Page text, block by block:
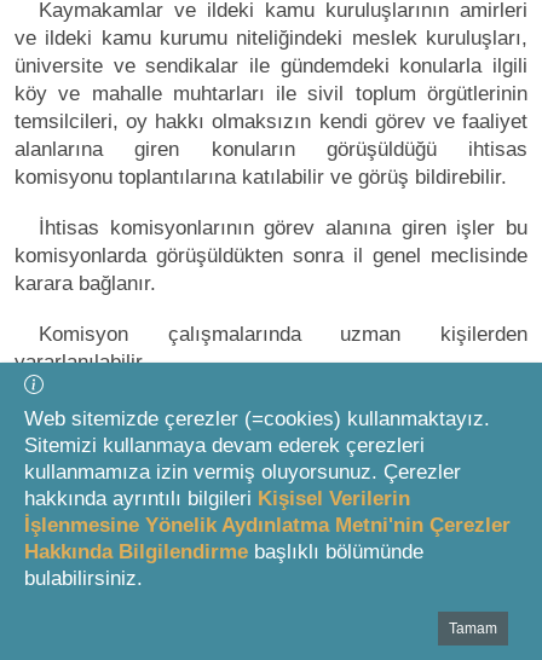
Kaymakamlar ve ildeki kamu kuruluşlarının amirleri
ve ildeki kamu kurumu niteliğindeki meslek kuruluşları,
üniversite ve sendikalar ile gündemdeki konularla ilgili
köy ve mahalle muhtarları ile sivil toplum örgütlerinin
temsilcileri, oy hakkı olmaksızın kendi görev ve faaliyet
alanlarına giren konuların görüşüldüğü ihtisas
komisyonu toplantılarına katılabilir ve görüş bildirebilir.
İhtisas komisyonlarının görev alanına giren işler bu
komisyonlarda görüşüldükten sonra il genel meclisinde
karara bağlanır.
Komisyon çalışmalarında uzman kişilerden
yararlanılabilir.
Komisyon raporları alenîdir, çeşitli yollarla halka
duyurulur ve isteyenlere il genel meclisi tarafından
belirlenecek bedel karşılığında verilir.
Denetim komisyonu
Web sitemizde çerezler (=cookies) kullanmaktayız.
Sitemizi kullanmaya devam ederek çerezleri
kullanmamıza izin vermiş oluyorsunuz. Çerezler
hakkında ayrıntılı bilgileri Kişisel Verilerin
İşlenmesine Yönelik Aydınlatma Metni'nin Çerezler
Hakkında Bilgilendirme başlıklı bölümünde
bulabilirsiniz.
Tamam